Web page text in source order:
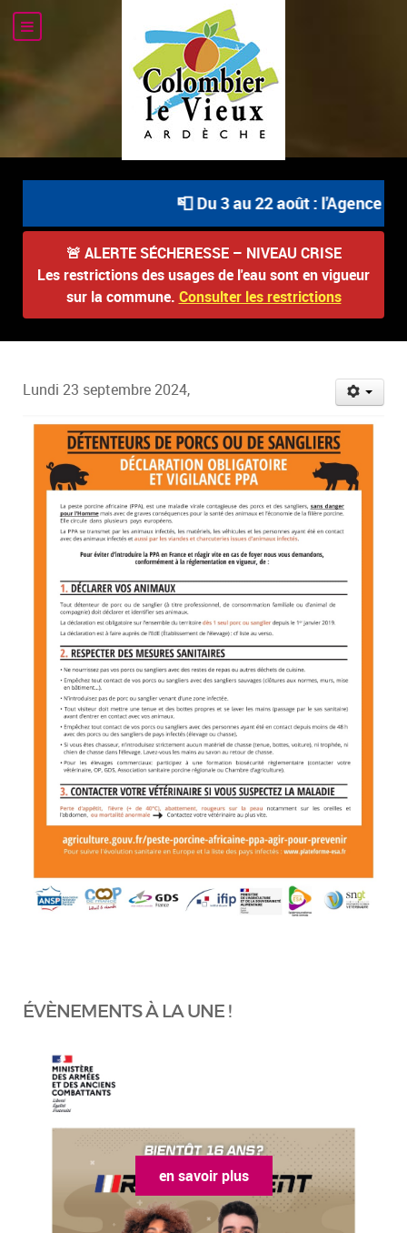
📮 Du 3 au 22 août : l'Agence
🚨 ALERTE SÉCHERESSE – NIVEAU CRISE
Les restrictions des usages de l'eau sont en vigueur
sur la commune. Consulter les restrictions
Lundi 23 septembre 2024,
ÉVÈNEMENTS À LA UNE !
en savoir plus